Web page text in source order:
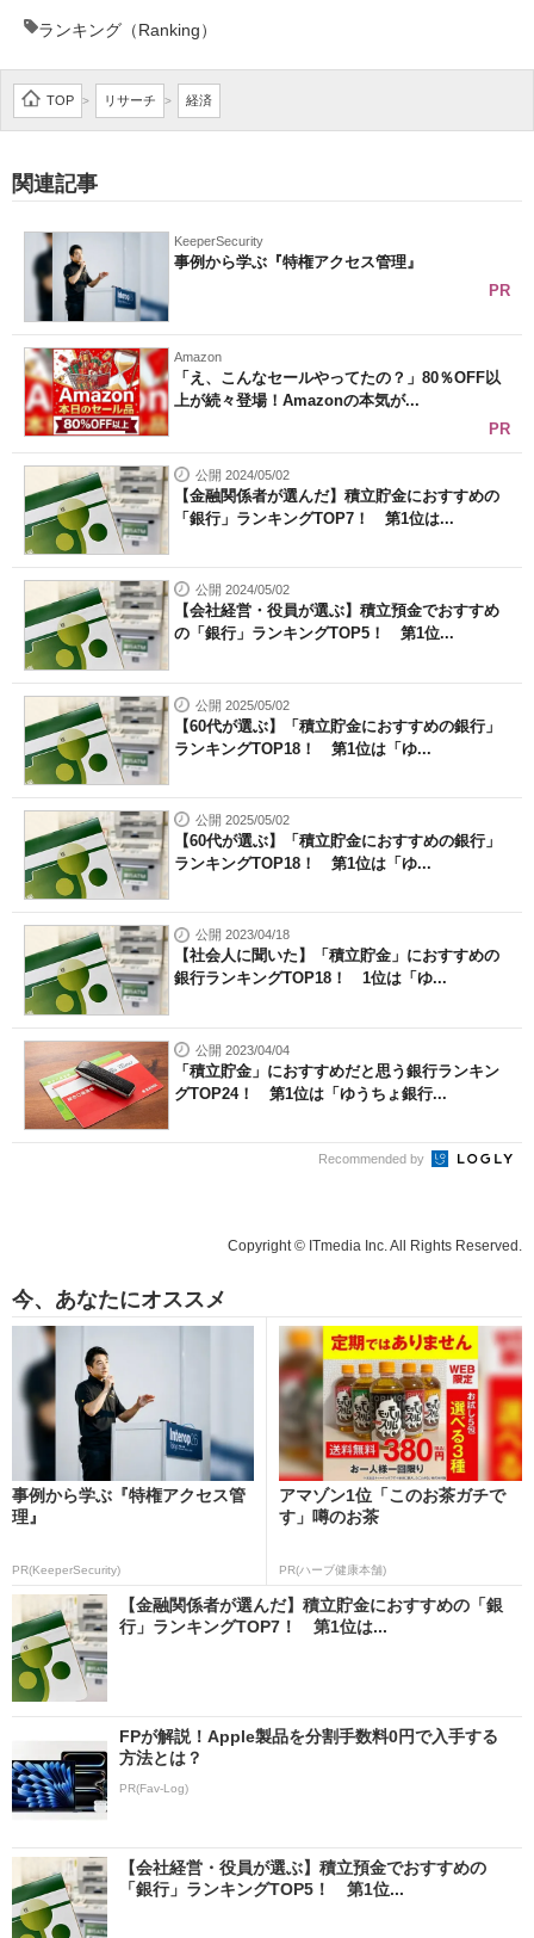
エレクトロニクス専門サイト
電子設計の基本と応用
エネルギーの専門メディア
建設×テクノロジーの最前線
ちょっと気になるネットの話題
ランキング（Ranking）
TOP > リサーチ > 経済
関連記事
KeeperSecurity
事例から学ぶ『特権アクセス管理』
PR
Amazon
「え、こんなセールやってたの？」80％OFF以
上が続々登場！Amazonの本気が...
PR
公開 2024/05/02
【金融関係者が選んだ】積立貯金におすすめの
「銀行」ランキングTOP7！ 第1位は...
公開 2024/05/02
【会社経営・役員が選ぶ】積立預金でおすすめ
の「銀行」ランキングTOP5！ 第1位...
公開 2025/05/02
【60代が選ぶ】「積立貯金におすすめの銀行」
ランキングTOP18！ 第1位は「ゆ...
公開 2025/05/02
【60代が選ぶ】「積立貯金におすすめの銀行」
ランキングTOP18！ 第1位は「ゆ...
公開 2023/04/18
【社会人に聞いた】「積立貯金」におすすめの
銀行ランキングTOP18！ 1位は「ゆ...
公開 2023/04/04
「積立貯金」におすすめだと思う銀行ランキン
グTOP24！ 第1位は「ゆうちょ銀行...
Recommended by
Copyright © ITmedia Inc. All Rights Reserved.
今、あなたにオススメ
事例から学ぶ『特権アクセス管
理』
PR(KeeperSecurity)
アマゾン1位「このお茶ガチで
す」噂のお茶
PR(ハーブ健康本舗)
【金融関係者が選んだ】積立貯金におすすめの「銀
行」ランキングTOP7！ 第1位は...
FPが解説！Apple製品を分割手数料0円で入手する
方法とは？
PR(Fav-Log)
【会社経営・役員が選ぶ】積立預金でおすすめの
「銀行」ランキングTOP5！ 第1位...